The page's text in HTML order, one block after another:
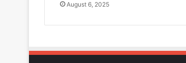
August 6, 2025